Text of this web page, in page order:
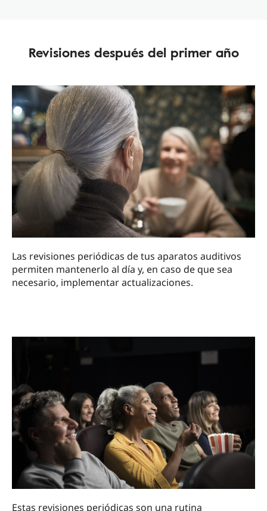
Revisiones después del primer año
Las revisiones periódicas de tus aparatos auditivos
permiten mantenerlo al día y, en caso de que sea
necesario, implementar actualizaciones.
Estas revisiones periódicas son una rutina